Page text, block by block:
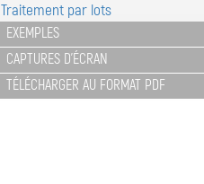
Traitement par lots
EXEMPLES
CAPTURES D'ÉCRAN
TÉLÉCHARGER AU FORMAT PDF